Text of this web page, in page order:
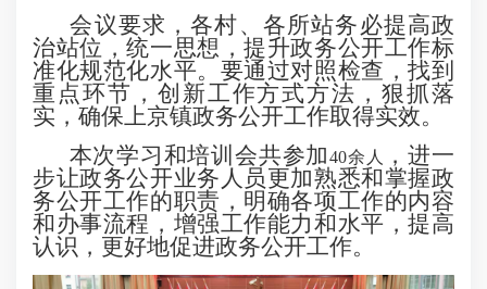
会议要求 ，各村、各所站务必提高政
治站位，统一思想，提升政务公开工作标
准化规范化水平。要通过对照检查，找到
重点环节，创新工作方式方法，狠抓落
实，确保上京镇政务公开工作取得实效。
本次学习和培训会共参加40余人 ，进一
步让政务公开业务 人员更加熟悉和掌握政
务公开工作的职责，明确各项工作的内容
和办事流程，增强工作能力和水平，提高
认识，更好地促进政务公开工作。